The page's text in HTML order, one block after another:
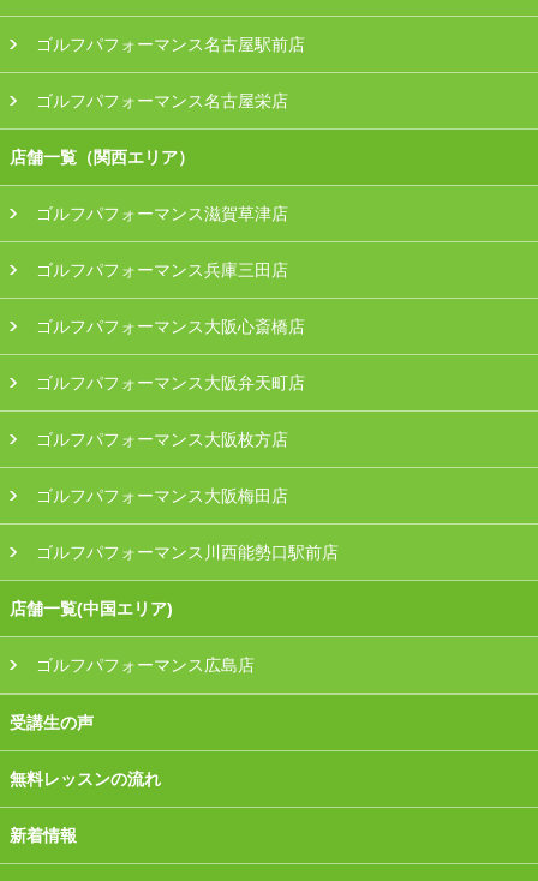
ゴルフパフォーマンス名古屋駅前店
ゴルフパフォーマンス名古屋栄店
店舗一覧（関西エリア）
ゴルフパフォーマンス滋賀草津店
ゴルフパフォーマンス兵庫三田店
ゴルフパフォーマンス大阪心斎橋店
ゴルフパフォーマンス大阪弁天町店
ゴルフパフォーマンス大阪枚方店
ゴルフパフォーマンス大阪梅田店
ゴルフパフォーマンス川西能勢口駅前店
店舗一覧(中国エリア)
ゴルフパフォーマンス広島店
受講生の声
無料レッスンの流れ
新着情報